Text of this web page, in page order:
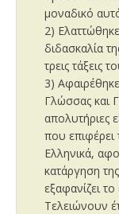
μοναδικό
2)
διδασκαλία
τρεις τάξεις
3)
Γλώσσας και
απολυτήριες
που επιφέρει
Ελληνικά,
κατάργηση
εξαφανίζει
Τελειώνουν